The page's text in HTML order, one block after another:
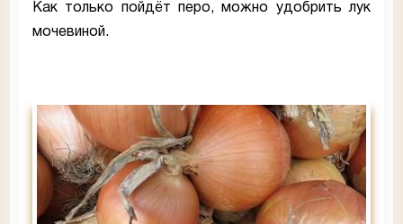
Как только пойдёт перо, можно удобрить лук
мочевиной.